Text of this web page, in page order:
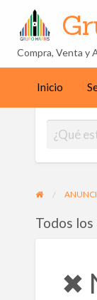
Sobre
Compra, Venta y
Inicio
Todos
✖